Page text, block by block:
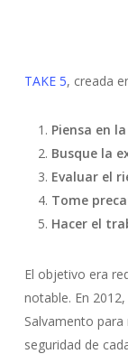
TAKE 5, creada
Piensa en
Busque la
Evaluar el
Tome
Hacer el
El objetivo era
notable. En
Salvamento
seguridad de